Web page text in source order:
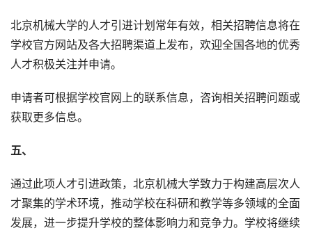
北京机械大学的人才引进计划常年有效，相关招聘信息将在
学校官方网站及各大招聘渠道上发布，欢迎全国各地的优秀
人才积极关注并申请。
申请者可根据学校官网上的联系信息，咨询相关招聘问题或
获取更多信息。
五、
通过此项人才引进政策，北京机械大学致力于构建高层次人
才聚集的学术环境，推动学校在科研和教学等多领域的全面
发展，进一步提升学校的整体影响力和竞争力。学校将继续